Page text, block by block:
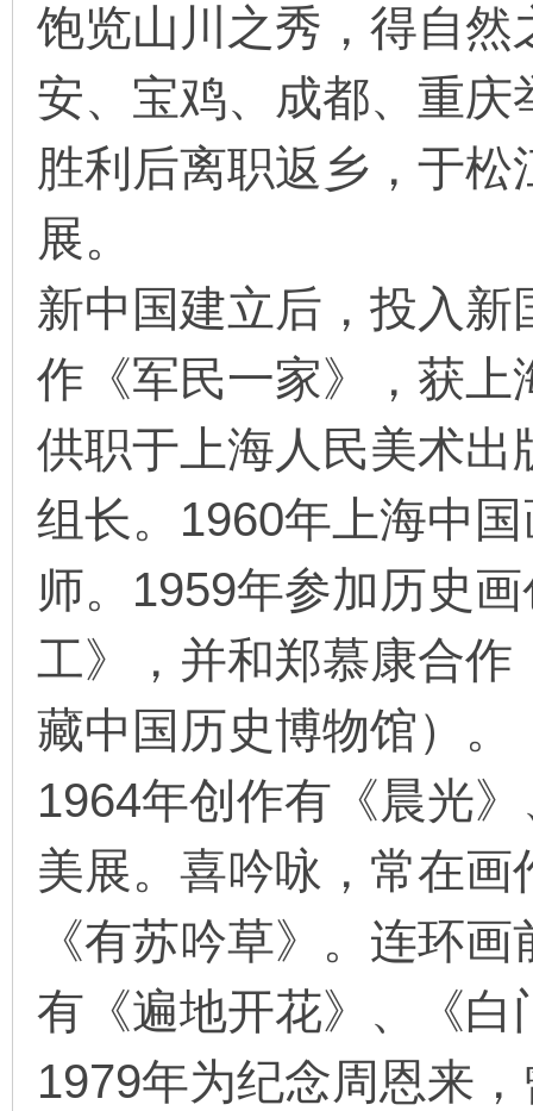
饱览山川之秀，得自
安、宝鸡、成都、重
胜利后离职返乡，于
展。
新中国建立后，投入
作《军民一家》，获
供职于上海人民美术
组长。1960年上海中
师。1959年参加历史
工》，并和郑慕康合
藏中国历史博物馆）。
1964年创作有《晨光
美展。喜吟咏，常在
《有苏吟草》。连环
有《遍地开花》、《
1979年为纪念周恩来